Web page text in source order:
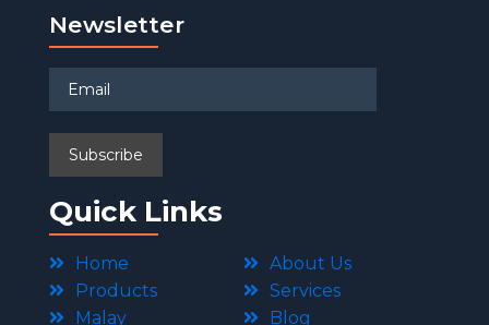
Newsletter
Quick Links
Home
About Us
Products
Services
Malay
Blog